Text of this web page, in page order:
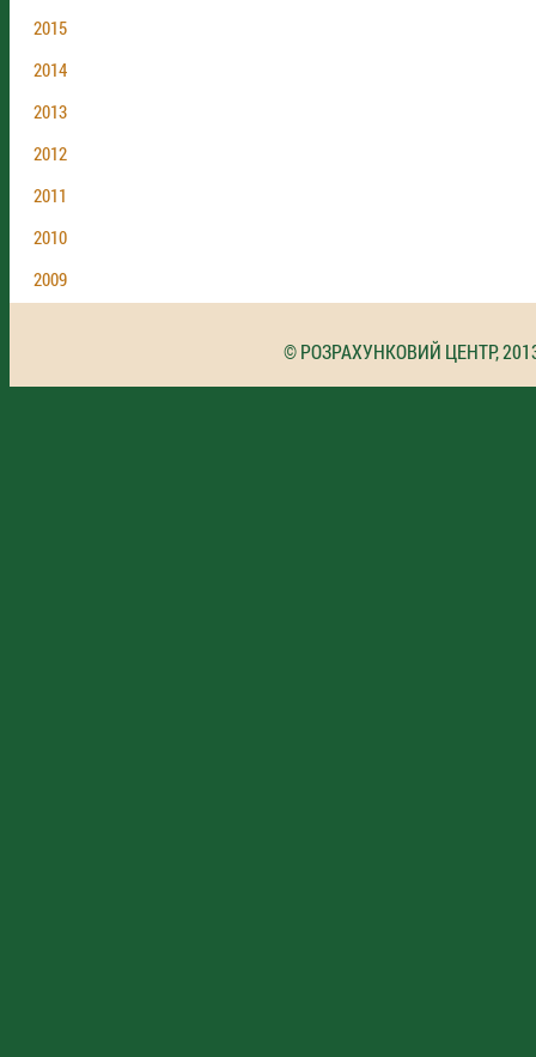
2015
2014
2013
2012
2011
2010
2009
© РОЗРАХУНКОВИЙ ЦЕНТР,